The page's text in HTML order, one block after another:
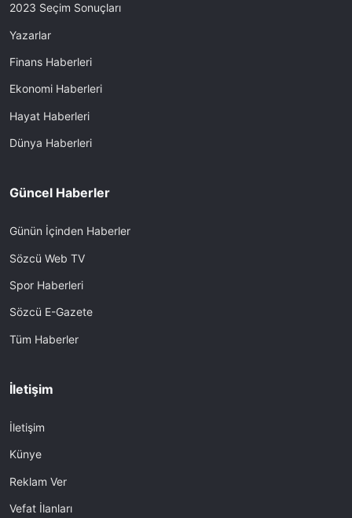
2023 Seçim Sonuçları
Yazarlar
Finans Haberleri
Ekonomi Haberleri
Hayat Haberleri
Dünya Haberleri
Güncel Haberler
Günün İçinden Haberler
Sözcü Web TV
Spor Haberleri
Sözcü E-Gazete
Tüm Haberler
İletişim
İletişim
Künye
Reklam Ver
Vefat İlanları